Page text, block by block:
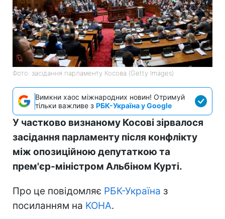
Фото: засідання парламенту Косова (Getty Images)
Вимкни хаос міжнародних новин! Отримуй
тільки важливе з РБК-Україна у Google
У частково визнаному Косові зірвалося
засідання парламенту після конфлікту
між опозиційною депутаткою та
прем'єр-міністром Альбіном Курті.
Про це повідомляє РБК-Україна з
посиланням на KOHA.